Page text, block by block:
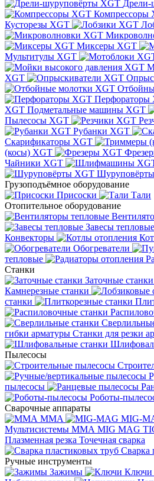
Дрели-
Компрессоры
Кусторезы XGT
Миксеры XGT
Мультитулы XGT
XGT
Перфораторы
XGT Подметальные машины XGT
Пылесосы XGT
Рубанки XGT
Скарификаторы XGT
(косы) XGT
Чайники XGT
Грузоподъёмное оборудование
Присоски
Тали
Отопительное оборудование
Завесы тепловые
Конвекторы
Обогреватели
тепловые
Станки
Заточные станки
Камнерезные станки
станки
гибки арматуры Станки для резки
Пылесосы
пылесосы
Роботы-
Сварочные аппараты
MMA
MIG-
Мультисистемы ММА MIG MAG
Плазменная резка Точечная сварка
Cварка
Ручные инструменты
Зажимы
Ключи